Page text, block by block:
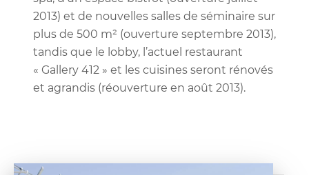
2013) et de nouvelles salles de séminaire sur
plus de 500 m² (ouverture septembre 2013),
tandis que le lobby, l’actuel restaurant
« Gallery 412 » et les cuisines seront rénovés
et agrandis (réouverture en août 2013).